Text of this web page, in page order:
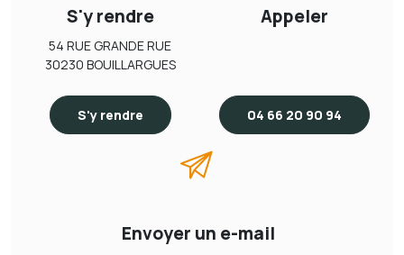
S'y rendre
54 RUE GRANDE RUE
30230 BOUILLARGUES
S'y rendre
Appeler
04 66 20 90 94
Envoyer un e-mail